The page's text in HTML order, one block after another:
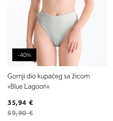
-40%
Gornji dio kupaćeg sa žicom
»Blue Lagoon«
35,94 €
59,90 €